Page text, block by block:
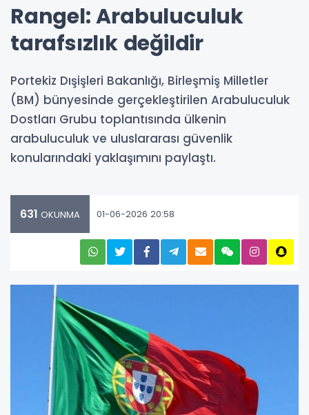
Rangel: Arabuluculuk
tarafsızlık değildir
Portekiz Dışişleri Bakanlığı, Birleşmiş Milletler
(BM) bünyesinde gerçekleştirilen Arabuluculuk
Dostları Grubu toplantısında ülkenin
arabuluculuk ve uluslararası güvenlik
konularındaki yaklaşımını paylaştı.
631 OKUNMA 01-06-2026 20:58